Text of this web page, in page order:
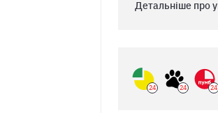
Детальніше про
24 24 24